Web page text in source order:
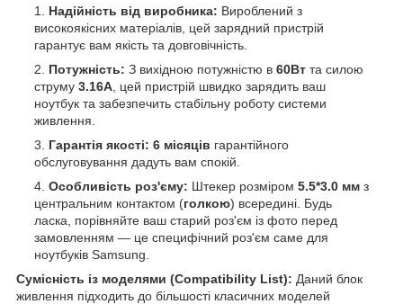
Надійність від виробника: Вироблений з
високоякісних матеріалів, цей зарядний пристрій
гарантує вам якість та довговічність.
Потужність: З вихідною потужністю в 60Вт та силою
струму 3.16А , цей пристрій швидко зарядить ваш
ноутбук та забезпечить стабільну роботу системи
живлення.
Гарантія якості: 6 місяців гарантійного
обслуговування дадуть вам спокій.
Особливість роз'єму: Штекер розміром 5.5*3.0 мм з
центральним контактом (голкою) всередині. Будь
ласка, порівняйте ваш старий роз'єм із фото перед
замовленням — це специфічний роз'єм саме для
ноутбуків Samsung.
Сумісність із моделями (Compatibility List): Даний блок
живлення підходить до більшості класичних моделей